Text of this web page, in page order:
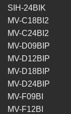
SIH-24BIK
MV-C18BI2
MV-C24BI2
MV-D09BIP
MV-D12BIP
MV-D18BIP
MV-D24BIP
MV-F09BI
MV-F12BI